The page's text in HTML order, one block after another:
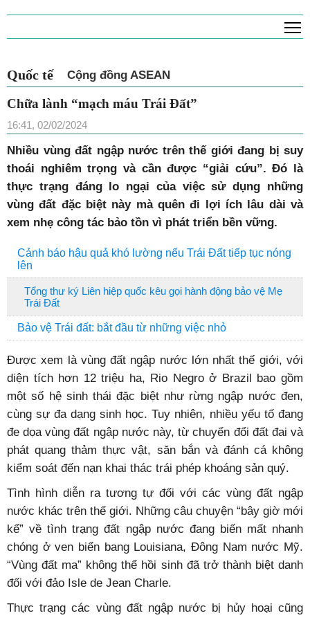
Quốc tế Cộng đồng ASEAN
Chữa lành “mạch máu Trái Đất”
16:41, 02/02/2024
Nhiều vùng đất ngập nước trên thế giới đang bị suy
thoái nghiêm trọng và cần được “giải cứu”. Đó là
thực trạng đáng lo ngại của việc sử dụng những
vùng đất đặc biệt này mà quên đi lợi ích lâu dài và
xem nhẹ công tác bảo tồn vì phát triển bền vững.
Cảnh báo hậu quả khó lường nếu Trái Đất tiếp tục nóng
lên
Tổng thư ký Liên hiệp quốc kêu gọi hành động bảo vệ Mẹ
Trái Đất
Bảo vệ Trái đất: bắt đầu từ những việc nhỏ
Được xem là vùng đất ngập nước lớn nhất thế giới, với
diện tích hơn 12 triệu ha, Rio Negro ở Brazil bao gồm
một số hệ sinh thái đặc biệt như rừng ngập nước đen,
cùng sự đa dạng sinh học. Tuy nhiên, nhiều yếu tố đang
đe dọa vùng đất ngập nước này, từ chuyển đổi đất đai và
phát quang thảm thực vật, săn bắn và đánh cá không
kiểm soát đến nạn khai thác trái phép khoáng sản quý.
Tình hình diễn ra tương tự đối với các vùng đất ngập
nước khác trên thế giới. Những câu chuyện “bây giờ mới
kể” về tình trạng đất ngập nước đang biến mất nhanh
chóng ở ven biển bang Louisiana, Đông Nam nước Mỹ.
“Vùng đất ma” không thể hồi sinh đã trở thành biệt danh
đối với đảo Isle de Jean Charle.
Thực trạng các vùng đất ngập nước bị hủy hoại cũng